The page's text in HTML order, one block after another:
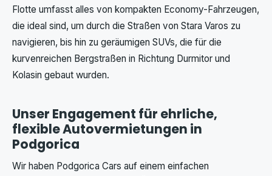
Flotte umfasst alles von kompakten Economy-Fahrzeugen,
die ideal sind, um durch die Straßen von Stara Varos zu
navigieren, bis hin zu geräumigen SUVs, die für die
kurvenreichen Bergstraßen in Richtung Durmitor und
Kolasin gebaut wurden.
Unser Engagement für ehrliche,
flexible Autovermietungen in
Podgorica
Wir haben Podgorica Cars auf einem einfachen